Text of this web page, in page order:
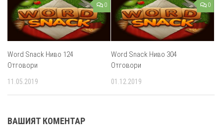
0
Word Snack Ниво 124
Отговори
11.05.2019
0
Word Snack Ниво 304
Отговори
01.12.2019
ВАШИЯТ КОМЕНТАР